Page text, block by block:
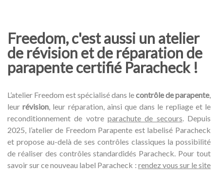
Freedom, c'est aussi un atelier
de révision et de réparation de
parapente certifié Paracheck !
L’atelier Freedom est spécialisé dans lecontrôle de parapente,
leur révision , leur réparation, ainsi que dans le repliage et le
reconditionnement de votre parachute de secours . Depuis
2025, l’atelier de Freedom Parapente est labelisé Paracheck
et propose au-delà de ses contrôles classiques la possibilité
de réaliser des contrôles standardidés Paracheck. Pour tout
savoir sur ce nouveau label Paracheck : rendez vous sur le site